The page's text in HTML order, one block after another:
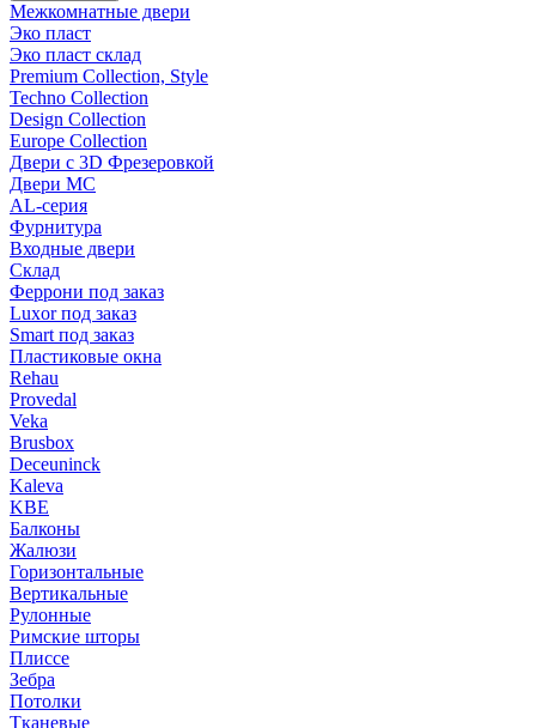
Межкомнатные двери
Эко пласт
Эко пласт склад
Premium Collection, Style
Techno Collection
Design Collection
Europe Collection
Двери с 3D Фрезеровкой
Двери МС
AL-серия
Фурнитура
Входные двери
Склад
Феррони под заказ
Luxor под заказ
Smart под заказ
Пластиковые окна
Rehau
Provedal
Veka
Brusbox
Deceuninck
Kaleva
KBE
Балконы
Жалюзи
Горизонтальные
Вертикальные
Рулонные
Римские шторы
Плиссе
Зебра
Потолки
Тканевые